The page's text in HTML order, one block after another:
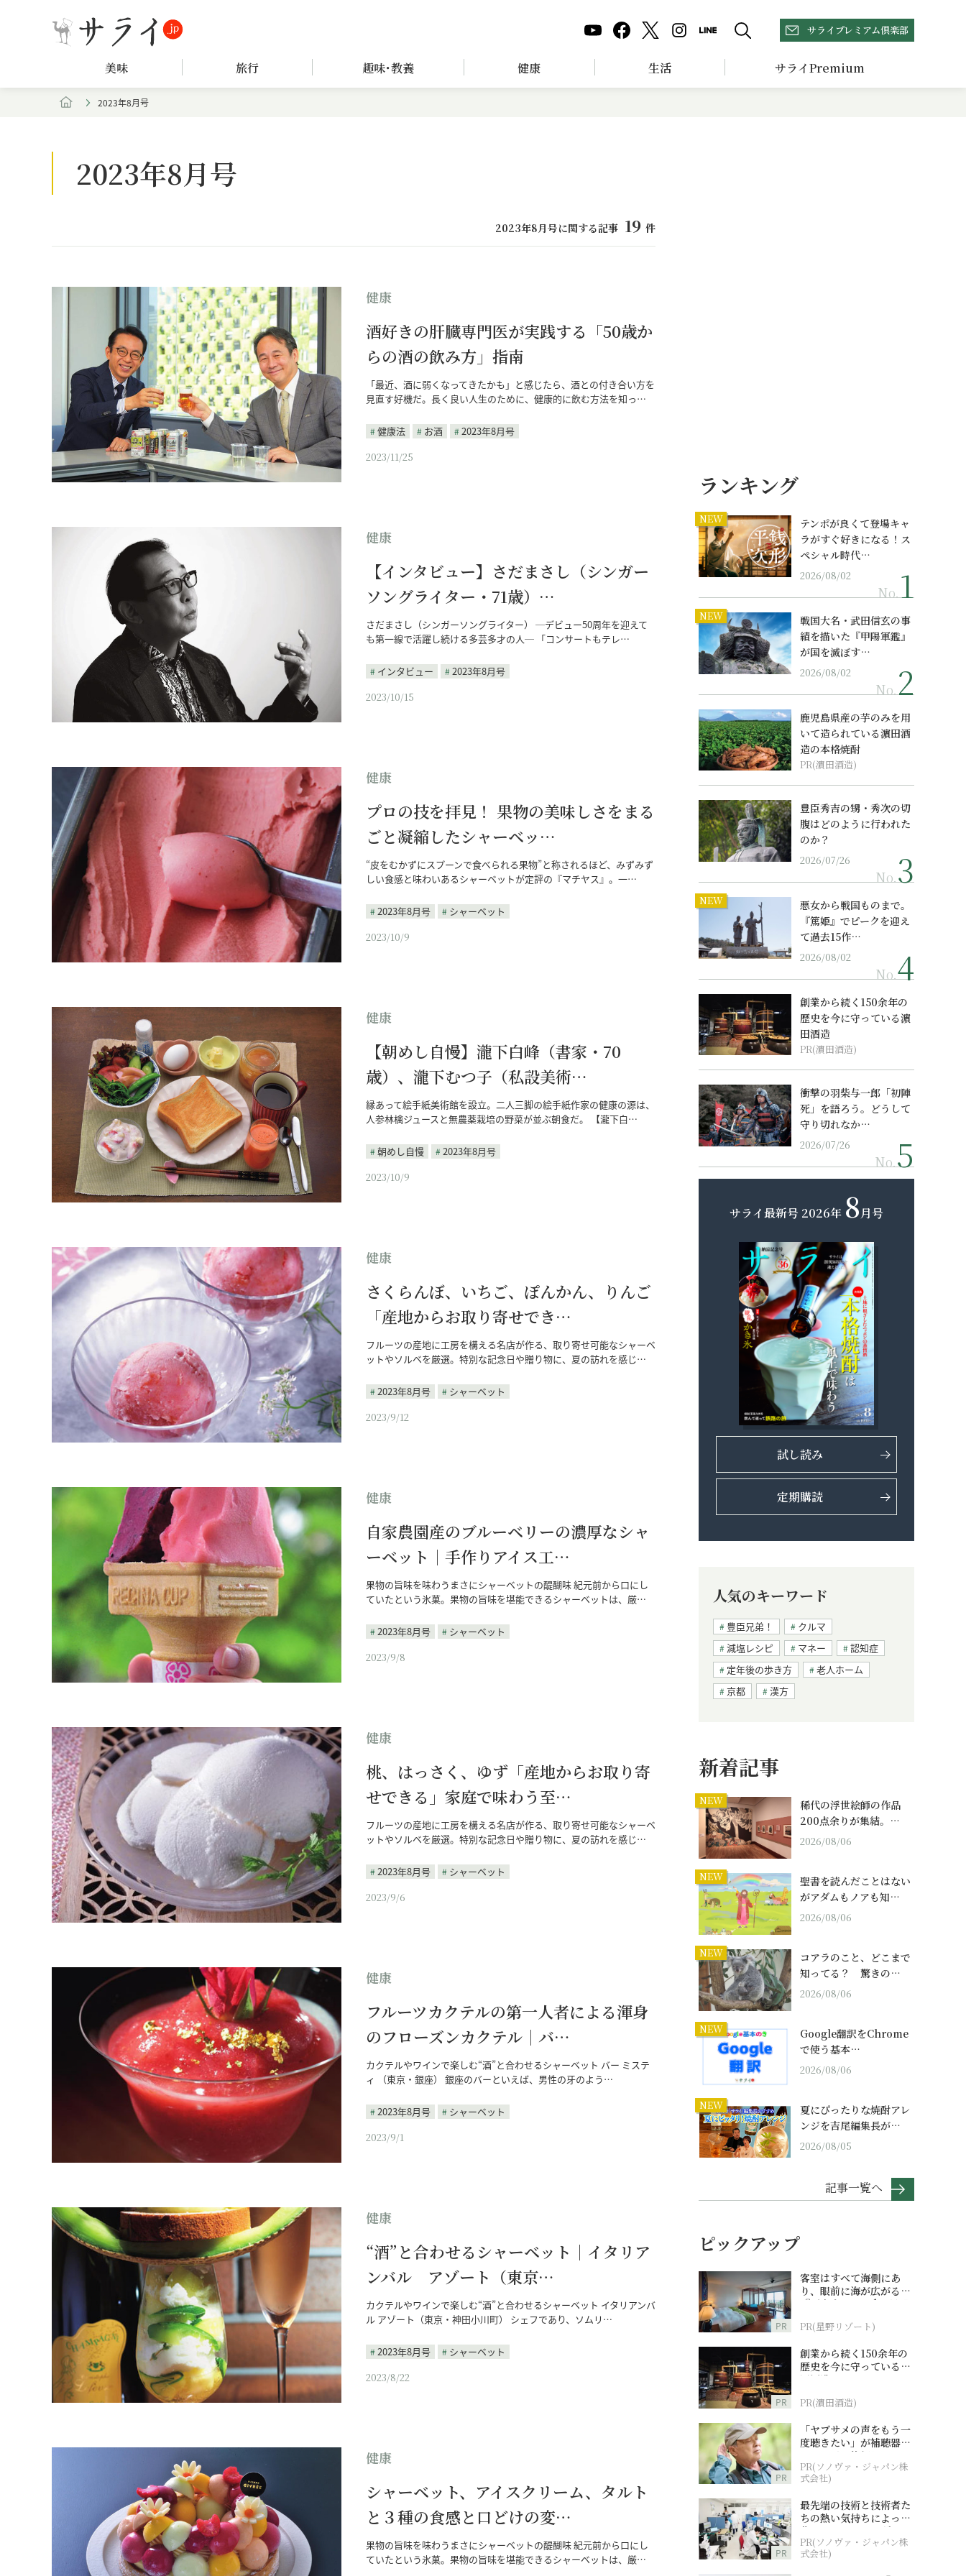
サライプレミアム倶楽部
美味 旅行 趣味･教養 健康 生活 サライPremium
2023年8月号
2023年8月号
2023年8月号に関する記事 19 件
健康
酒好きの肝臓専門医が実践する「50歳か
らの酒の飲み方」指南
「最近、酒に弱くなってきたかも」と感じたら、酒との付き合い方を
見直す好機だ。長く良い人生のために、健康的に飲む方法を知っ…
健康法 お酒
2023年8月号
2023/11/25
健康
【インタビュー】さだまさし（シンガー
ソングライター・71歳）…
さだまさし（シンガーソングライター） ─デビュー50周年を迎えて
も第一線で活躍し続ける多芸多才の人─ 「コンサートもテレ…
インタビュー
2023年8月号
2023/10/15
健康
プロの技を拝見！ 果物の美味しさをまる
ごと凝縮したシャーベッ…
“皮をむかずにスプーンで食べられる果物”と称されるほど、みずみず
しい食感と味わいあるシャーベットが定評の『マチヤス』。一…
2023年8月号
シャーベット
2023/10/9
健康
【朝めし自慢】瀧下白峰（書家・70
歳）、瀧下むつ子（私設美術…
縁あって絵手紙美術館を設立。二人三脚の絵手紙作家の健康の源は、
人参林檎ジュースと無農薬栽培の野菜が並ぶ朝食だ。 【瀧下白…
朝めし自慢
2023年8月号
2023/10/9
健康
さくらんぼ、いちご、ぽんかん、りんご
「産地からお取り寄せでき…
フルーツの産地に工房を構える名店が作る、取り寄せ可能なシャーベ
ットやソルベを厳選。特別な記念日や贈り物に、夏の訪れを感じ…
2023年8月号
シャーベット
2023/9/12
健康
自家農園産のブルーベリーの濃厚なシャ
ーベット｜手作りアイス工…
果物の旨味を味わうまさにシャーベットの醍醐味 紀元前から口にし
ていたという氷菓。果物の旨味を堪能できるシャーベットは、厳…
2023年8月号
シャーベット
2023/9/8
健康
桃、はっさく、ゆず「産地からお取り寄
せできる」家庭で味わう至…
フルーツの産地に工房を構える名店が作る、取り寄せ可能なシャーベ
ットやソルベを厳選。特別な記念日や贈り物に、夏の訪れを感じ…
2023年8月号
シャーベット
2023/9/6
健康
フルーツカクテルの第一人者による渾身
のフローズンカクテル｜バ…
カクテルやワインで楽しむ“酒”と合わせるシャーベット バー ミステ
ィ （東京・銀座） 銀座のバーといえば、男性の牙のよう…
2023年8月号
シャーベット
2023/9/1
健康
“酒”と合わせるシャーベット｜イタリア
ンバル アゾート（東京…
カクテルやワインで楽しむ“酒”と合わせるシャーベット イタリアンバ
ル アゾート（東京・神田小川町） シェフであり、ソムリ…
2023年8月号
シャーベット
2023/8/22
健康
シャーベット、アイスクリーム、タルト
と３種の食感と口どけの変…
果物の旨味を味わうまさにシャーベットの醍醐味 紀元前から口にし
ていたという氷菓。果物の旨味を堪能できるシャーベットは、厳…
ランキング
NEW
テンポが良くて登場キャ
ラがすぐ好きになる！ス
ペシャル時代…
2026/08/02
No.
NEW
戦国大名・武田信玄の事
績を描いた『甲陽軍鑑』
が国を滅ぼす…
2026/08/02
No.
鹿児島県産の芋のみを用
いて造られている濵田酒
造の本格焼酎
PR(濵田酒造)
豊臣秀吉の甥・秀次の切
腹はどのように行われた
のか？
2026/07/26
No.
NEW
悪女から戦国ものまで。
『篤姫』でピークを迎え
て過去15作…
2026/08/02
No.
創業から続く150余年の
歴史を今に守っている濵
田酒造
PR(濵田酒造)
衝撃の羽柴与一郎「初陣
死」を語ろう。どうして
守り切れなか…
2026/07/26
No.
サライ最新号 2026年 8月号
試し読み
定期購読
人気のキーワード
豊臣兄弟！
クルマ
減塩レシピ
マネー
認知症
定年後の歩き方
老人ホーム
京都
漢方
新着記事
NEW
稀代の浮世絵師の作品
200点余りが集結。…
2026/08/06
NEW
聖書を読んだことはない
がアダムもノアも知…
2026/08/06
NEW
コアラのこと、どこまで
知ってる？ 驚きの…
2026/08/06
NEW
Google翻訳をChrome
で使う基本…
2026/08/06
NEW
夏にぴったりな焼酎アレ
ンジを吉尾編集長が…
2026/08/05
記事一覧へ
ピックアップ
PR
客室はすべて海側にあ
り、眼前に海が広がる
『西表島ホテル by 星野
PR(星野リゾート)
PR
創業から続く150余年の
歴史を今に守っている濵
田酒造
PR(濵田酒造)
PR
「ヤブサメの声をもう一
度聴きたい」が補聴器チ
ャレンジの後押しに
PR(ソノヴァ・ジャパン株
式会社)
PR
最先端の技術と技術者た
ちの熱い気持ちによって
作られているオーダーメ
イド補聴器
PR(ソノヴァ・ジャパン株
式会社)